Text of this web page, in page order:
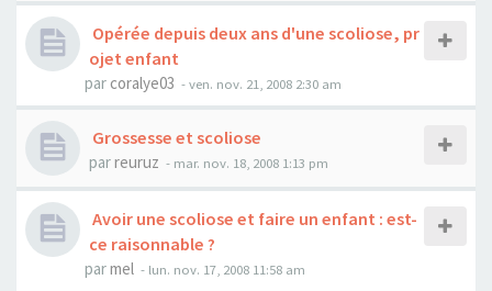
Opérée depuis deux ans d'une scoliose, pr
ojet enfant
par coralye03 - ven. nov. 21, 2008 2:30 am
Grossesse et scoliose
parreuruz - mar. nov. 18, 2008 1:13 pm
Avoir une scoliose et faire un enfant : est-
ce raisonnable ?
parmel - lun. nov. 17, 2008 11:58 am